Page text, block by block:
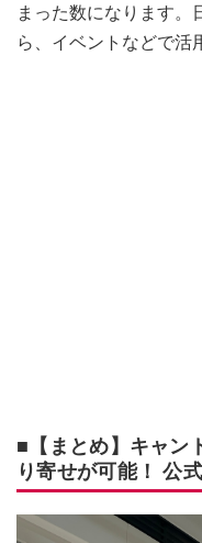
まった数になります。
ら、イベントなどで活
■【まとめ】キャン
り寄せが可能！ 公